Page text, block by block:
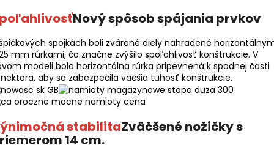
Nový spôsob spájania prvkov
spojkách boli zvárané diely nahradené
mm rúrkami, čo značne zvýšilo spoľahlivosť konštrukcie. V
modeli bola horizontálna rúrka pripevnená k spodnej časti
aby sa zabezpečila väčšia tuhosť konštrukcie.
stabilitaZväčšené nožičky s
14 cm.